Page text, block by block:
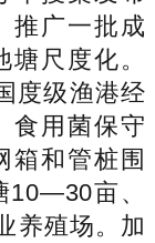
推广一批成
尺度化。
度级渔港经
食用菌保守
箱和管桩围
亩、
养殖场。加